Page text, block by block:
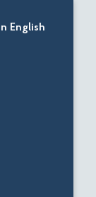
In English